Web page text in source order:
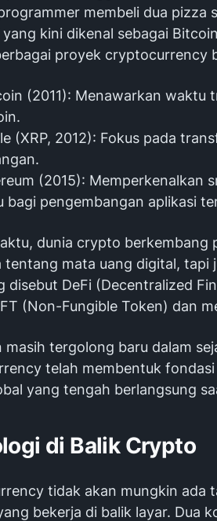
membeli dua pizza
kini dikenal sebagai
proyek cryptocurrency
(2011): Menawarkan waktu
(XRP, 2012): Fokus pada
(2015): Memperkenalkan
bagi pengembangan aplikasi
dunia crypto berkembang
tentang mata uang digital, tapi
disebut DeFi (Decentralized
(Non-Fungible Token) dan
masih tergolong baru dalam
telah membentuk
yang tengah berlangsung
di Balik Crypto
tidak akan mungkin ada
bekerja di balik layar. Dua